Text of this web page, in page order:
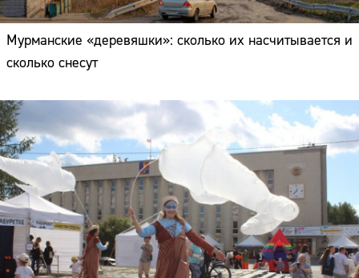
Мурманские «деревяшки»: сколько их насчитывается и
сколько снесут